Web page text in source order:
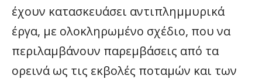
έχουν κατασκευάσει αντιπλημμυρικά
έργα, με ολοκληρωμένο σχέδιο, που να
περιλαμβάνουν παρεμβάσεις από τα
ορεινά ως τις εκβολές ποταμών και των